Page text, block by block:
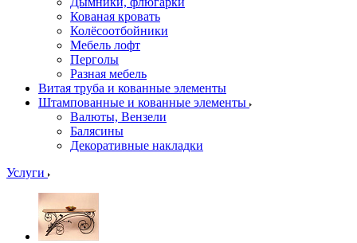
Кованая кровать
Колёсоотбойники
Мебель лофт
Перголы
Разная мебель
Витая труба и кованные элементы
Штампованные и кованные элементы
Валюты, Вензели
Балясины
Декоративные накладки
Услуги